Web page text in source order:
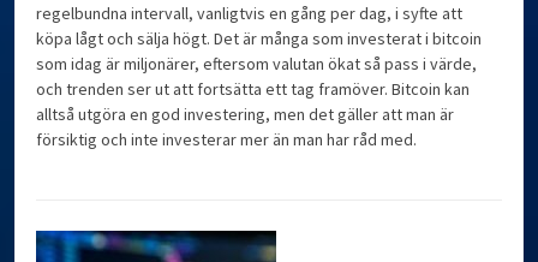
regelbundna intervall, vanligtvis en gång per dag, i syfte att
köpa lågt och sälja högt. Det är många som investerat i bitcoin
som idag är miljonärer, eftersom valutan ökat så pass i värde,
och trenden ser ut att fortsätta ett tag framöver. Bitcoin kan
alltså utgöra en god investering, men det gäller att man är
försiktig och inte investerar mer än man har råd med.